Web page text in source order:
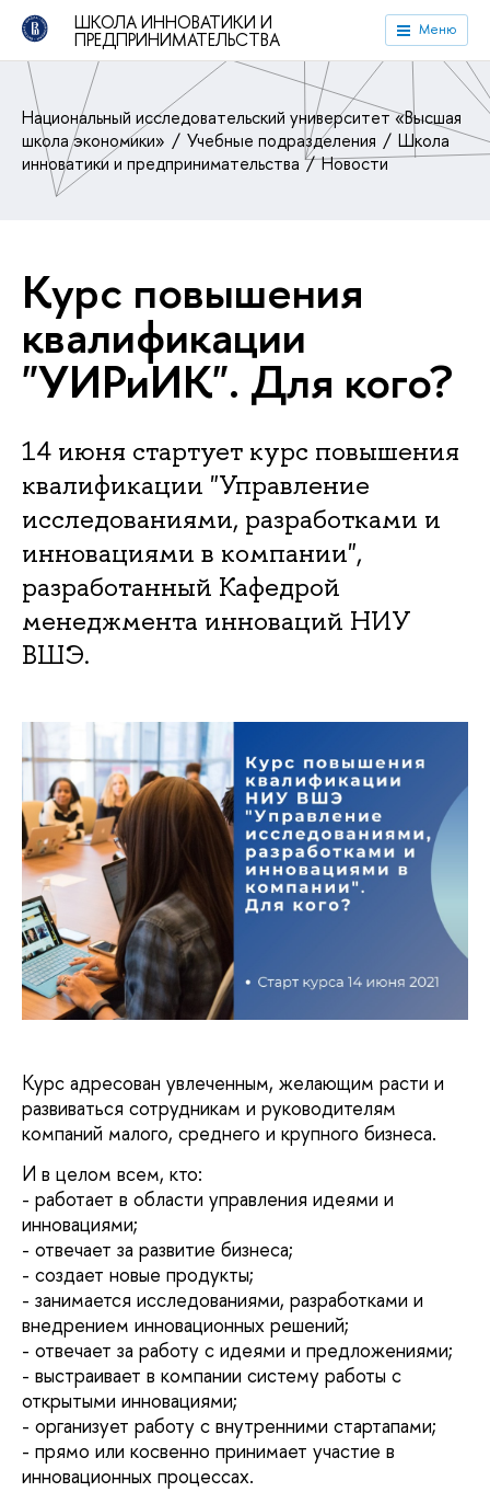
ШКОЛА ИННОВАТИКИ И
ПРЕДПРИНИМАТЕЛЬСТВА Меню
Национальный исследовательский университет «Высшая
школа экономики»
Учебные подразделения
Школа
инноватики и предпринимательства
Новости
Курс повышения
квалификации
"УИРиИК". Для кого?
14 июня стартует курс повышения
квалификации "Управление
исследованиями, разработками и
инновациями в компании",
разработанный Кафедрой
менеджмента инноваций НИУ
ВШЭ.
Курс адресован увлеченным, желающим расти и
развиваться сотрудникам и руководителям
компаний малого, среднего и крупного бизнеса.
И в целом всем, кто:
- работает в области управления идеями и
инновациями;
- отвечает за развитие бизнеса;
- создает новые продукты;
- занимается исследованиями, разработками и
внедрением инновационных решений;
- отвечает за работу с идеями и предложениями;
- выстраивает в компании систему работы с
открытыми инновациями;
- организует работу с внутренними стартапами;
- прямо или косвенно принимает участие в
инновационных процессах.